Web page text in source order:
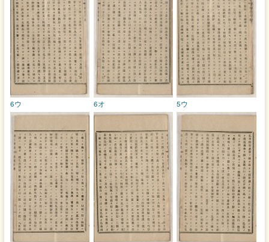
5ウ
6オ
6ウ